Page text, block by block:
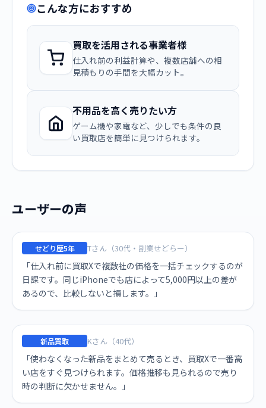
こんな方におすすめ
買取を活用される事業者様
仕入れ前の利益計算や、複数店舗への相
見積もりの手間を大幅カット。
不用品を高く売りたい方
ゲーム機や家電など、少しでも条件の良
い買取店を簡単に見つけられます。
ユーザーの声
せどり歴5年 Tさん（30代・副業せどらー）
「仕入れ前に買取Xで複数社の価格を一括チェックするのが
日課です。同じiPhoneでも店によって5,000円以上の差が
あるので、比較しないと損します。」
新品買取 Kさん（40代）
「使わなくなった新品をまとめて売るとき、買取Xで一番高
い店をすぐ見つけられます。価格推移も見られるので売り
時の判断に欠かせません。」